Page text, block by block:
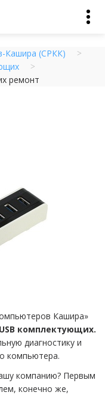
Кашира (СРКК)
ремонт
Кашира»
комплектующих.
диагностику и
компьютера.
компанию? Первым
конечно же,